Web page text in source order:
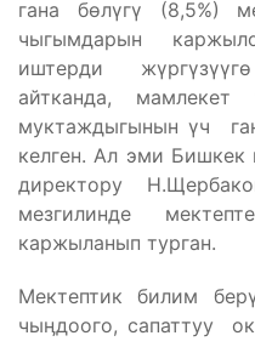
гана бөлүгү (8,5%)
чыгымдарын
иштерди
айтканда, мамлекет
муктаждыгынын үч
келген. Ал эми
директору
мезгилинде
каржыланып турган.
Мектептик билим
чыӊдоого, сапаттуу